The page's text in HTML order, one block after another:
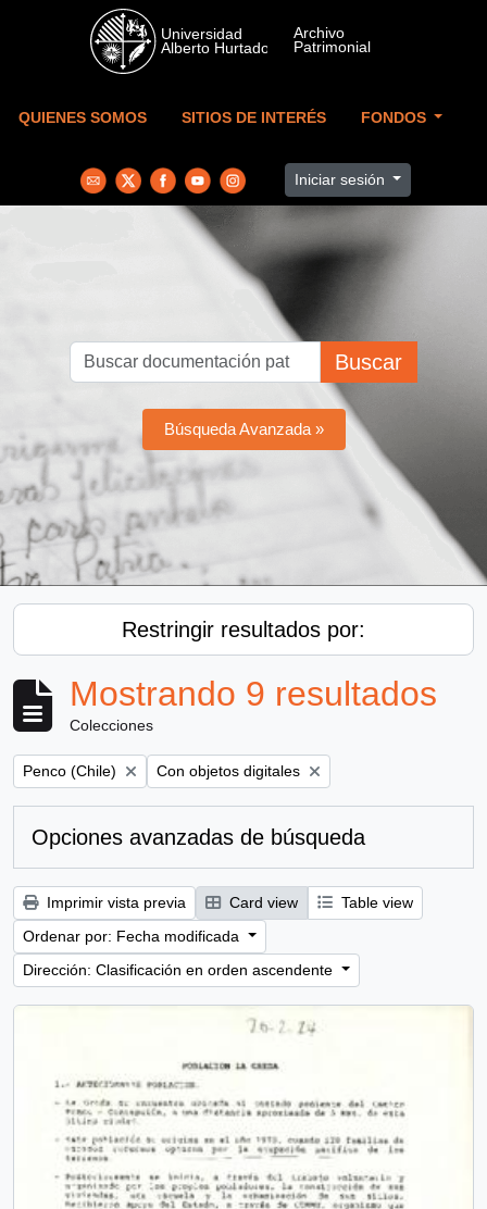
Skip to main content
QUIENES SOMOS SITIOS DE INTERÉS FONDOS
Iniciar sesión
Buscar
Búsqueda Avanzada »
Restringir resultados por:
Mostrando 9 resultados
Colecciones
Remove filter:
Penco (Chile) Remove filter:
Con objetos digitales
Opciones avanzadas de búsqueda
Imprimir vista previa Card view
Table view
Ordenar por: Fecha modificada
Dirección: Clasificación en orden ascendente